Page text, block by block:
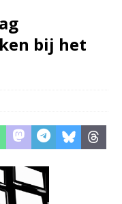
bij het